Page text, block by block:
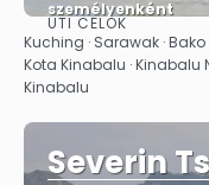
személyenként
ÚTI CÉLOK
Kuching · Sarawak ·
Kota Kinabalu · Kinabalu
Kinabalu
Severin